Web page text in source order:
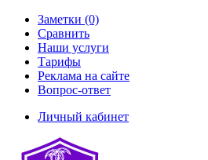
Заметки (0)
Сравнить
Наши услуги
Тарифы
Реклама на сайте
Вопрос-ответ
Личный кабинет